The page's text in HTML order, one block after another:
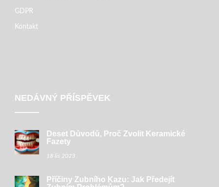
GDPR
Kontakt
NEDÁVNÝ PŘÍSPĚVEK
Deset Důvodů, Proč Zvolit Keramické
Fazety
18 lis 2023
Příčiny Zubního Kazu: Jak Předejít